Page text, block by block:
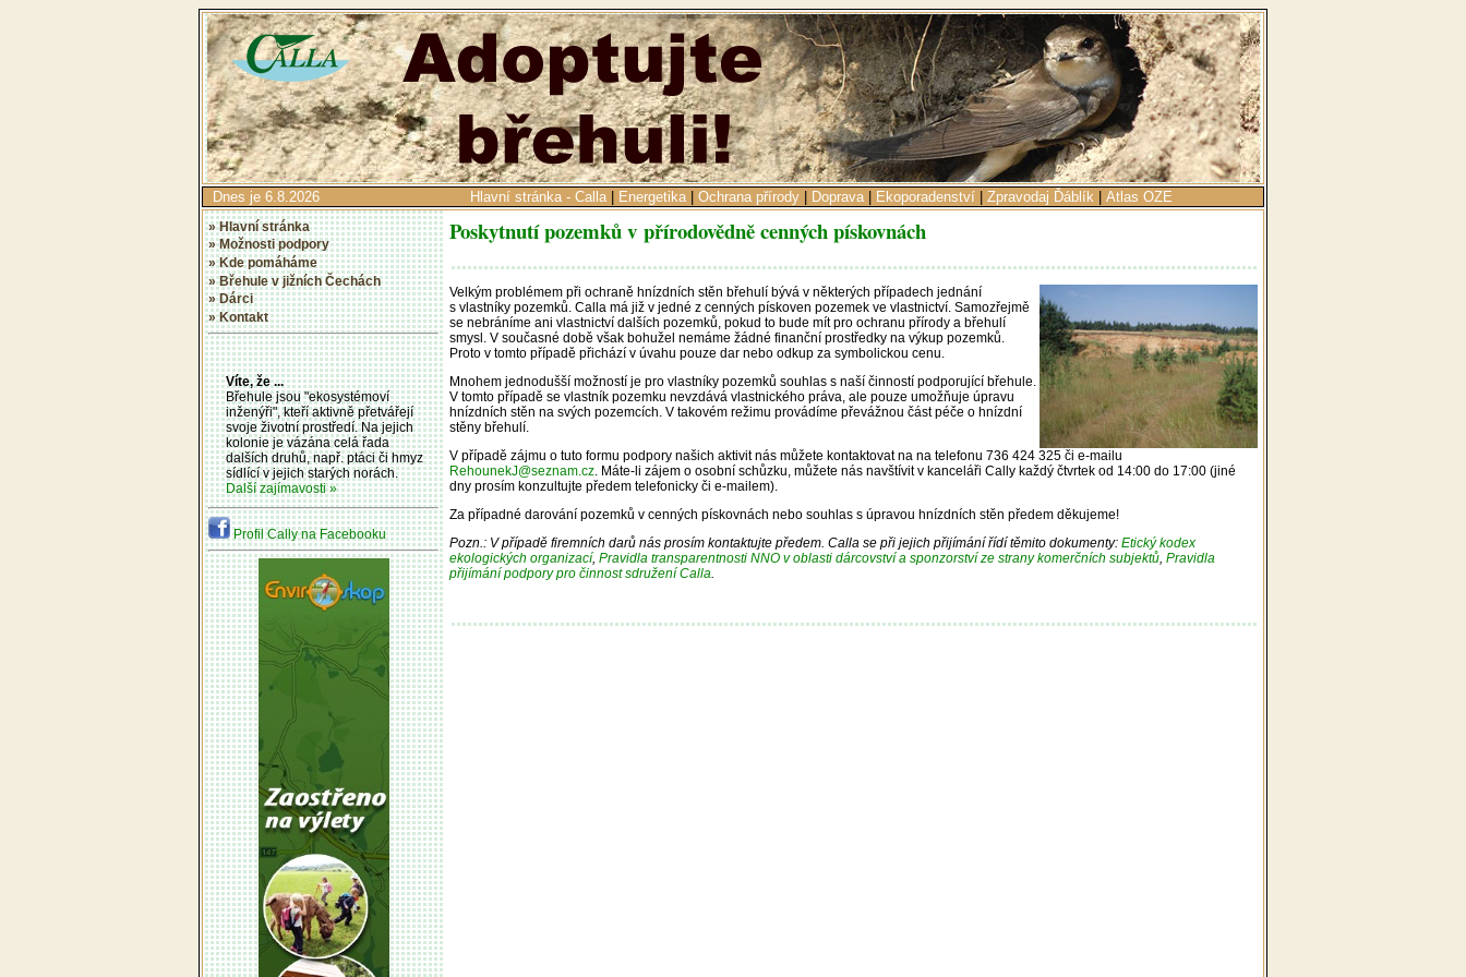
Dnes je 6.8.2026 Hlavní stránka - Calla| Energetika| Ochrana přírody Doprava| Ekoporadenství Zpravodaj Ďáblík Atlas OZE
» Hlavní stránka
» Možnosti podpory
» Kde pomáháme
» Břehule v jižních Čechách
» Dárci
» Kontakt
Víte, že ...
Břehule jsou "ekosystémoví
inženýři", kteří aktivně přetvářejí
svoje životní prostředí. Na jejich
kolonie je vázána celá řada
dalších druhů, např. ptáci či hmyz
sídlící v jejich starých norách.
Další zajímavosti »
Profil Cally na Facebooku
Poskytnutí pozemků v přírodovědně cenných pískovnách
Velkým problémem při ochraně hnízdních stěn břehulí bývá v některých případech jednání
s vlastníky pozemků. Calla má již v jedné z cenných pískoven pozemek ve vlastnictví. Samozřejmě
se nebráníme ani vlastnictví dalších pozemků, pokud to bude mít pro ochranu přírody a břehulí
smysl. V současné době však bohužel nemáme žádné finanční prostředky na výkup pozemků.
Proto v tomto případě přichází v úvahu pouze dar nebo odkup za symbolickou cenu.
Mnohem jednodušší možností je pro vlastníky pozemků souhlas s naší činností podporující břehule.
V tomto případě se vlastník pozemku nevzdává vlastnického práva, ale pouze umožňuje úpravu
hnízdních stěn na svých pozemcích. V takovém režimu provádíme převážnou část péče o hnízdní
stěny břehulí.
V případě zájmu o tuto formu podpory našich aktivit nás můžete kontaktovat na na telefonu 736 424 325 či e-mailu
RehounekJ@seznam.cz . Máte-li zájem o osobní schůzku, můžete nás navštívit v kanceláři Cally každý čtvrtek od 14:00 do 17:00 (jiné
dny prosím konzultujte předem telefonicky či e-mailem).
Za případné darování pozemků v cenných pískovnách nebo souhlas s úpravou hnízdních stěn předem děkujeme!
Pozn.: V případě firemních darů nás prosím kontaktujte předem. Calla se při jejich přijímání řídí těmito dokumenty: Etický kodex
ekologických organizací, Pravidla transparentnosti NNO v oblasti dárcovství a sponzorství ze strany komerčních subjektů Pravidla
přijímání podpory pro činnost sdružení Calla